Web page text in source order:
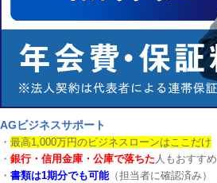
AGビジネスサポート
・ 最高1,000万円のビジネスローンはここだけ
・ 銀行・信用金庫・公庫で落ちた 人もおすすめ
・ 書類は1期分でも可能（担当者に確認済み）